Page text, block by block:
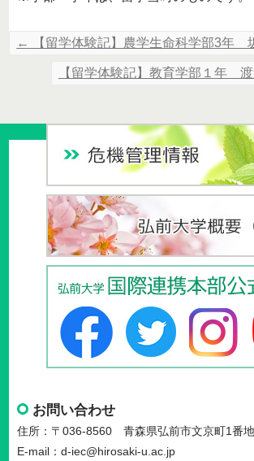
← 【留学体験記】農学生命科学部3年
【留学体験記】教育学部１年
お問い合わせ
住所：〒036-8560 青森県弘前市文京町1番地
E-mail：d-iec@hirosaki-u.ac.jp